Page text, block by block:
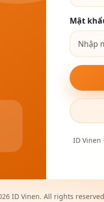
Mật
ID Vinen
ID Vinen. All rights